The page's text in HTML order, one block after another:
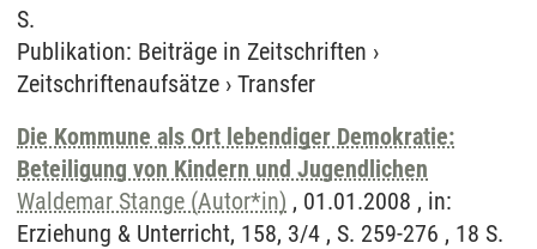
S.
Publikation: Beiträge in Zeitschriften ›
Zeitschriftenaufsätze › Transfer
Die Kommune als Ort lebendiger Demokratie:
Beteiligung von Kindern und Jugendlichen
Waldemar Stange (Autor*in) , 01.01.2008 , in:
Erziehung & Unterricht, 158, 3/4 , S. 259-276 , 18 S.